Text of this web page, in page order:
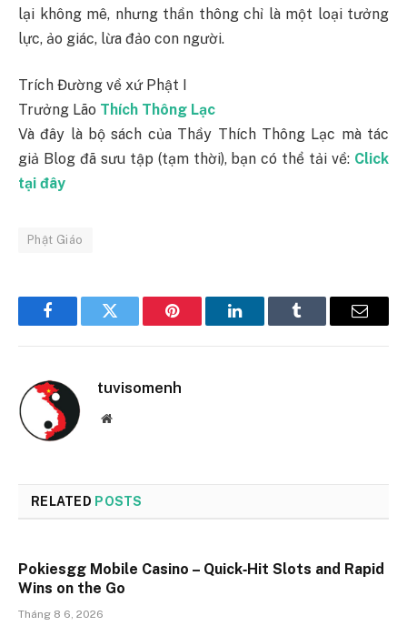
lại không mê, nhưng thần thông chỉ là một loại tưởng
lực, ảo giác, lừa đảo con người.
Trích Đường về xứ Phật I
Trưởng Lão Thích Thông Lạc
Và đây là bộ sách của Thầy Thích Thông Lạc mà tác
giả Blog đã sưu tập (tạm thời), bạn có thể tải về: Click
tại đây
Phật Giáo
FacebookTwitter Pinterest LinkedInTumblr Email
tuvisomenh
Website
RELATED POSTS
Pokiesgg Mobile Casino – Quick‑Hit Slots and Rapid
Wins on the Go
Tháng 8 6, 2026